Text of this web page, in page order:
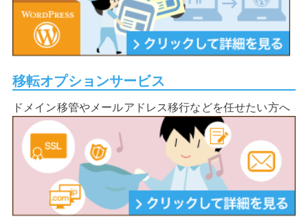
移転オプションサービス
ドメイン移管やメールアドレス移行などを任せたい方へ